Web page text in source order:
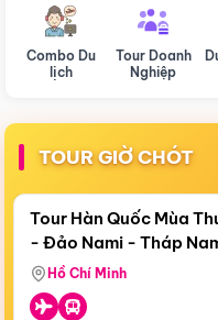
Combo Du
lịch
Tour Doanh
Nghiệp
TOUR GIỜ CHÓT
Còn18 ngày 13:24:05
Bay Sun Phuquoc
Tour Hàn Quốc Mùa
- Đảo Nami - Tháp
Airways)
Hồ Chí Minh